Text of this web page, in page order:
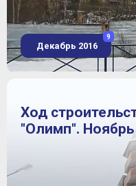
Декабрь 2016
9
Ход
"Олимп".